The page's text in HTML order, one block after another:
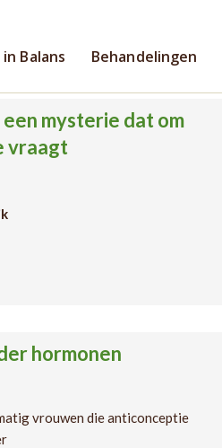
Balans Behandelingen
mysterie dat om
vraagt
hormonen
vrouwen die anticonceptie